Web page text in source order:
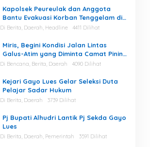
Kapolsek Peureulak dan Anggota
Bantu Evakuasi Korban Tenggelam di
Perairan Kuala Bugak
Di Berita, Daerah, Headline 4411 Dilihat
Miris, Begini Kondisi Jalan Lintas
Galus-Atim yang Diminta Camat Pining
Dilakukan Perawatan
Di Bencana, Berita, Daerah 4090 Dilihat
Kejari Gayo Lues Gelar Seleksi Duta
Pelajar Sadar Hukum
Di Berita, Daerah 3739 Dilihat
Pj Bupati Alhudri Lantik Pj Sekda Gayo
Lues
Di Berita, Daerah, Pemerintah 3591 Dilihat